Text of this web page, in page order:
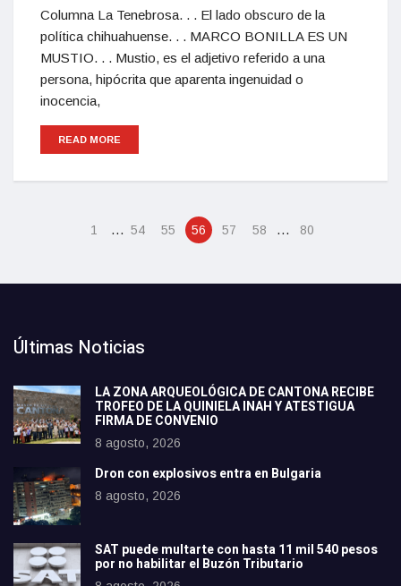
Columna La Tenebrosa. . . El lado obscuro de la
política chihuahuense. . . MARCO BONILLA ES UN
MUSTIO. . . Mustio, es el adjetivo referido a una
persona, hipócrita que aparenta ingenuidad o
inocencia,
READ MORE
1 … 54 55 56 57 58 … 80
Últimas Noticias
LA ZONA ARQUEOLÓGICA DE CANTONA RECIBE
TROFEO DE LA QUINIELA INAH Y ATESTIGUA
FIRMA DE CONVENIO
8 agosto, 2026
Dron con explosivos entra en Bulgaria
8 agosto, 2026
SAT puede multarte con hasta 11 mil 540 pesos
por no habilitar el Buzón Tributario